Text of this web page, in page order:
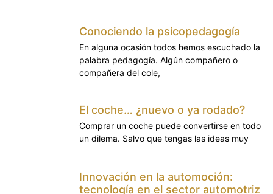
Conociendo la psicopedagogía
En alguna ocasión todos hemos escuchado la
palabra pedagogía. Algún compañero o
compañera del cole,
El coche… ¿nuevo o ya rodado?
Comprar un coche puede convertirse en todo
un dilema. Salvo que tengas las ideas muy
Innovación en la automoción:
tecnología en el sector automotriz